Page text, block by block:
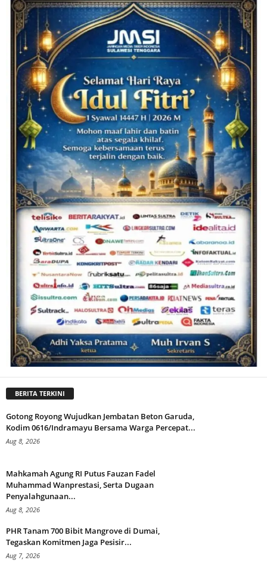
BERITA TERKINI
Gotong Royong Wujudkan Jembatan Beton Garuda,
Kodim 0616/Indramayu Bersama Warga Percepat...
Aug 8, 2026
Mahkamah Agung RI Putus Fauzan Fadel
Muhammad Wanprestasi, Serta Dugaan
Penyalahgunaan...
Aug 8, 2026
PHR Tanam 700 Bibit Mangrove di Dumai,
Tegaskan Komitmen Jaga Pesisir...
Aug 7, 2026